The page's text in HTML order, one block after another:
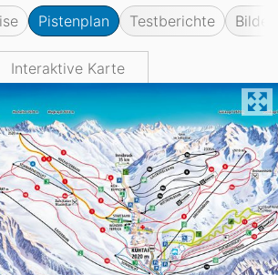
Pistenplan Testberichte Bilder
Interaktive Karte